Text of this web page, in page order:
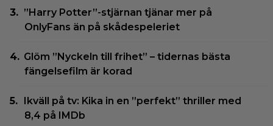
”Harry Potter”-stjärnan tjänar mer på
OnlyFans än på skådespeleriet
Glöm ”Nyckeln till frihet” – tidernas bästa
fängelsefilm är korad
Ikväll på tv: Kika in en ”perfekt” thriller med
8,4 på IMDb